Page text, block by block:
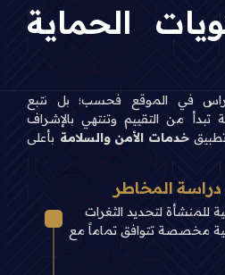
الحماية
في الموقع فحسب؛ بل نتبع
تبدأ من التقييم وتنتهي بالإشراف
خدمات الأمن والسلامة بأعلى
دراسة المخاطر
للمنشأة لتحديد الثغرات
مخصصة تتوافق تماماً مع